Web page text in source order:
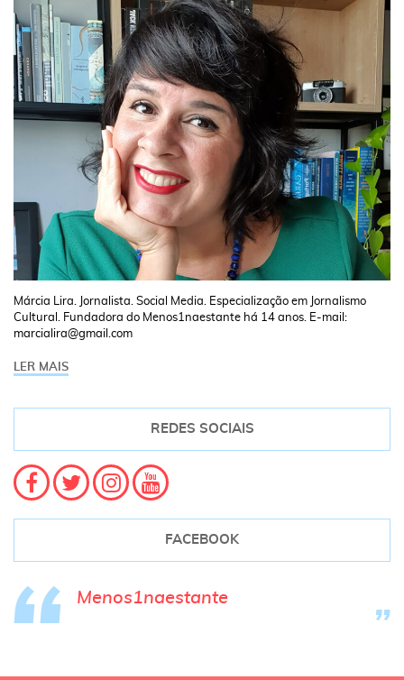
Márcia Lira. Jornalista. Social Media. Especialização em Jornalismo
Cultural. Fundadora do Menos1naestante há 14 anos. E-mail:
marcialira@gmail.com
LER MAIS
REDES SOCIAIS
FACEBOOK
Menos1naestante